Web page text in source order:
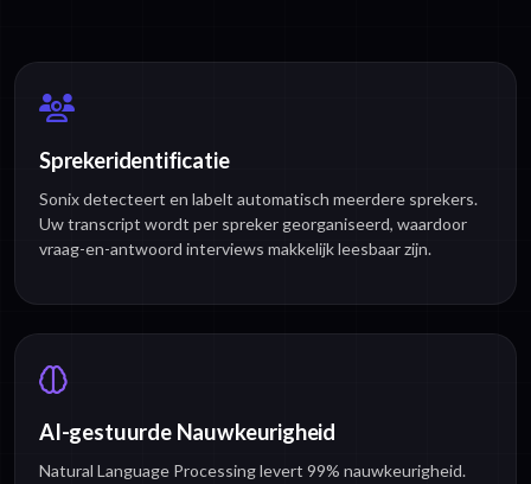
Sprekeridentificatie
Sonix detecteert en labelt automatisch meerdere sprekers.
Uw transcript wordt per spreker georganiseerd, waardoor
vraag-en-antwoord interviews makkelijk leesbaar zijn.
AI-gestuurde Nauwkeurigheid
Natural Language Processing levert 99% nauwkeurigheid.